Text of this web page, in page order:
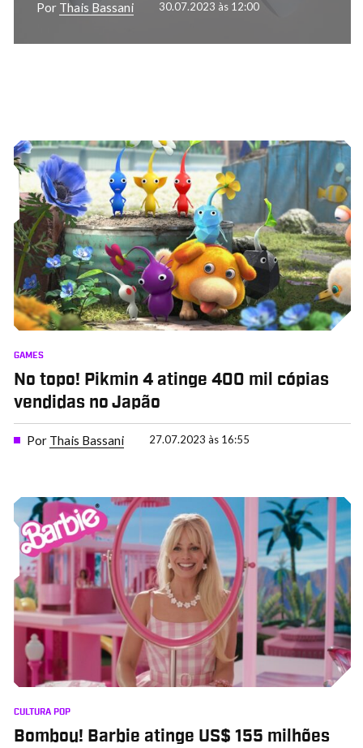
Por Thais Bassani 30.07.2023 às 12:00
GAMES
No topo! Pikmin 4 atinge 400 mil cópias
vendidas no Japão
Por Thais Bassani 27.07.2023 às 16:55
CULTURA POP
Bombou! Barbie atinge US$ 155 milhões